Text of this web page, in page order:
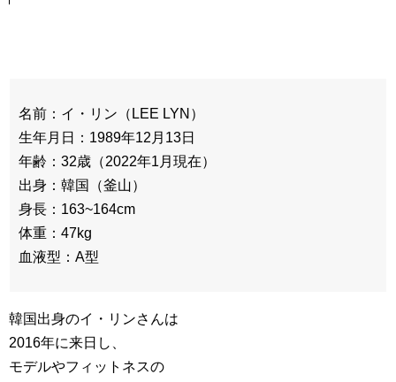
名前：イ・リン（LEE LYN）
生年月日：1989年12月13日
年齢：32歳（2022年1月現在）
出身：韓国（釜山）
身長：163~164cm
体重：47kg
血液型：A型
韓国出身のイ・リンさんは
2016年に来日し、
モデルやフィットネスの